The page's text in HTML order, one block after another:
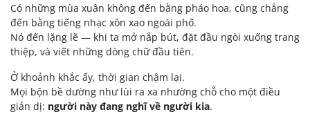
Có những mùa xuân không đến bằng pháo hoa, cũng chẳng
đến bằng tiếng nhạc xôn xao ngoài phố.
Nó đến lặng lẽ — khi ta mở nắp bút, đặt đầu ngòi xuống trang
thiệp, và viết những dòng chữ đầu tiên.
Ở khoảnh khắc ấy, thời gian chậm lại.
Mọi bộn bề dường như lùi ra xa nhường chỗ cho một điều
giản dị: người này đang nghĩ về người kia.